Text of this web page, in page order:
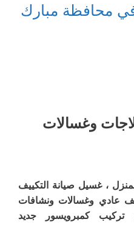
محافظة مبارك
وغسالات
، غسيل صيانة التكييف
عادي وغسالات ونشافات
تركيب كمبرويسور جديد